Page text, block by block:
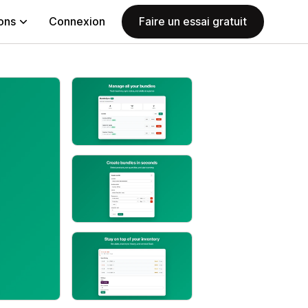
Connexion Faire un essai gratuit